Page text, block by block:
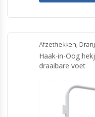
Afzethekken,
Haak-in-Oog
draaibare voet